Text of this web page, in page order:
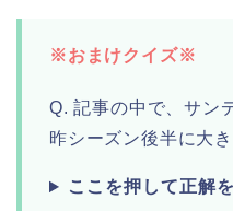
※おまけクイズ※
Q. 記事の中で、サン
昨シーズン後半に大
ここを押して正解